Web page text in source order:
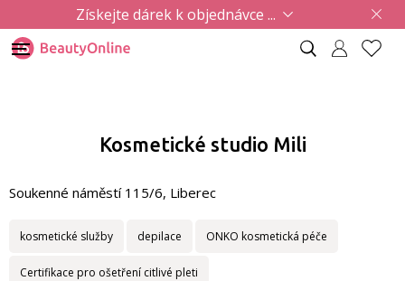
Získejte dárek k objednávce ...
Kosmetické studio Mili
Soukenné náměstí 115/6, Liberec
kosmetické služby depilace ONKO kosmetická péče
Certifikace pro ošetření citlivé pleti